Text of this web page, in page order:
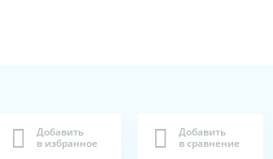
Добавить
в избранное
Добавить
в сравнение